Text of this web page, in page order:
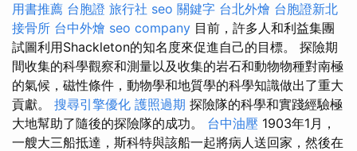
用書推薦 台胞證 旅行社 seo 關鍵字 台北外燴 台胞證新北
接骨所 台中外燴 seo company 目前，許多人和利益集團
試圖利用Shackleton的知名度來促進自己的目標。 探險期
間收集的科學觀察和測量以及收集的岩石和動物物種對南極
的氣候，磁性條件，動物學和地質學的科學知識做出了重大
貢獻。 搜尋引擎優化 護照過期 探險隊的科學和實踐經驗極
大地幫助了隨後的探險隊的成功。 台中油壓 1903年1月，
一艘大三船抵達，斯科特與該船一起將病人送回家，然後在